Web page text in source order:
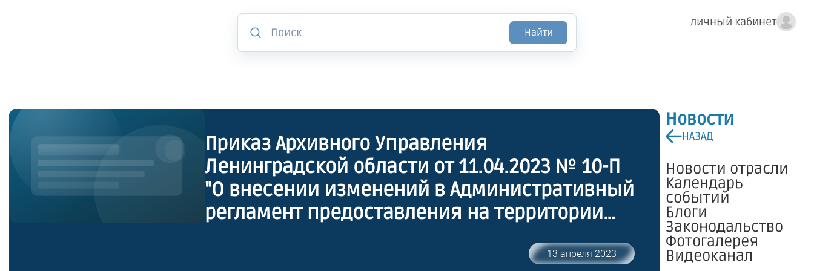
личный кабинет
Найти
Новости
НАЗАД
Новости отрасли
Календарь
событий
Блоги
Законодальство
Фотогалерея
Видеоканал
Приказ Архивного Управления
Ленинградской области от 11.04.2023 № 10-П
"О внесении изменений в Административный
регламент предоставления на территории
услуги "Проставление апостиля на архивных
13 апреля 2023